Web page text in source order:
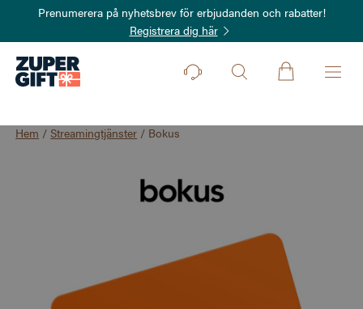
Prenumerera på nyhetsbrev för erbjudanden och rabatter!
Registrera dig här
Hem /Streamingtjänster / Bokus